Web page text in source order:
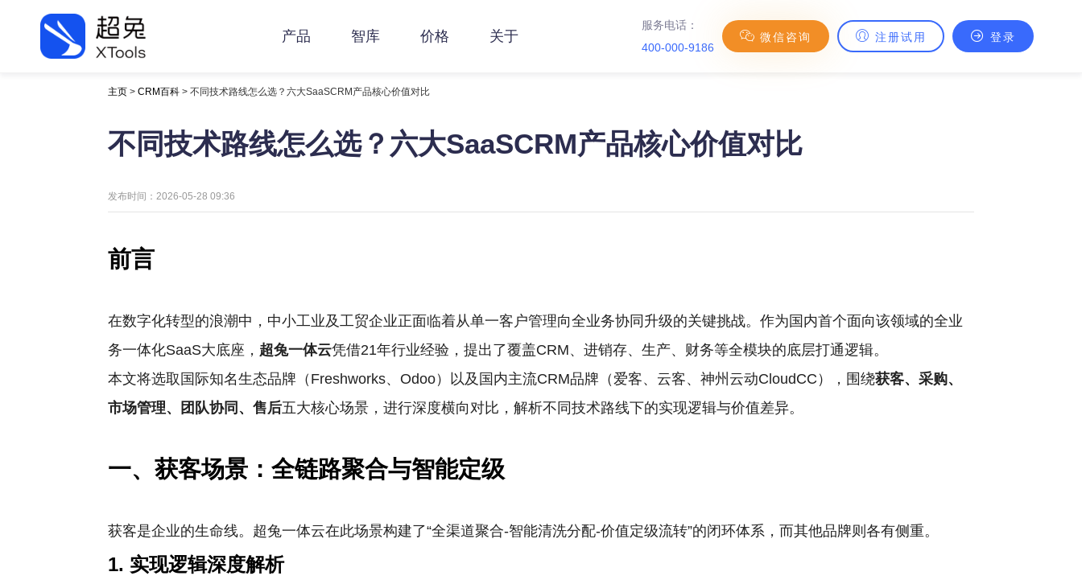
产品 智库 价格 关于
服务电话：
400-000-9186
微信咨询 注册试用 登录
主页 >CRM百科 > 不同技术路线怎么选？六大SaaSCRM产品核心价值对比
不同技术路线怎么选？六大SaaSCRM产品核心价值对比
发布时间：2026-05-28 09:36
前言
在数字化转型的浪潮中，中小工业及工贸企业正面临着从单一客户管理向全业务协同升级的关键挑战。作为国内首个面向该领域的全业
务一体化SaaS大底座， 超兔一体云凭借21年行业经验，提出了覆盖CRM、进销存、生产、财务等全模块的底层打通逻辑。
本文将选取国际知名生态品牌（Freshworks、Odoo）以及国内主流CRM品牌（爱客、云客、神州云动CloudCC），围绕获客、采购、
市场管理、团队协同、售后五大核心场景，进行深度横向对比，解析不同技术路线下的实现逻辑与价值差异。
一、获客场景：全链路聚合与智能定级
获客是企业的生命线。超兔一体云在此场景构建了“全渠道聚合-智能清洗分配-价值定级流转”的闭环体系，而其他品牌则各有侧重。
1. 实现逻辑深度解析